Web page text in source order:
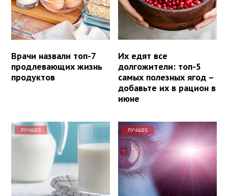
Врачи назвали топ-7
продлевающих жизнь
продуктов
Их едят все
долгожители: топ-5
самых полезных ягод –
добавьте их в рацион в
июне
ЛУЧШЕЕ ЛУЧШЕЕ